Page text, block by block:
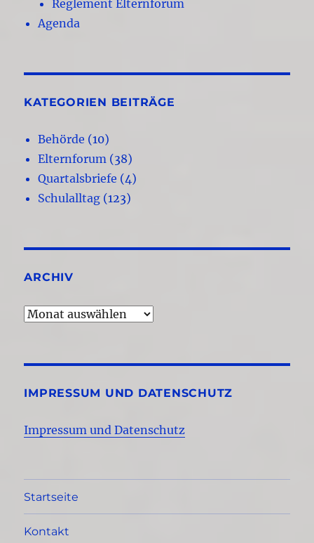
Reglement Elternforum
Agenda
KATEGORIEN BEITRÄGE
Behörde (10)
Elternforum (38)
Quartalsbriefe (4)
Schulalltag (123)
ARCHIV
Archiv
IMPRESSUM UND DATENSCHUTZ
Impressum und Datenschutz
Startseite
Kontakt